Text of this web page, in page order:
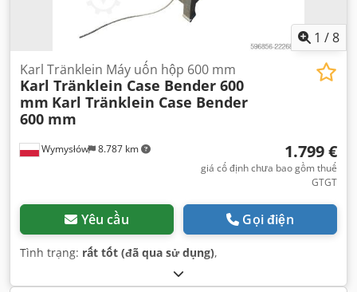
1 /8
Wymysłów 8.787 km
Karl Tränklein Máy uốn hộp 600 mm
Karl Tränklein Case Bender 600
mm Karl Tränklein Case Bender
600 mm
1.799 €
giá cố định chưa bao gồm thuế
GTGT
Yêu cầu Gọi điện
Tình trạng: rất tốt (đã qua sử dụng),